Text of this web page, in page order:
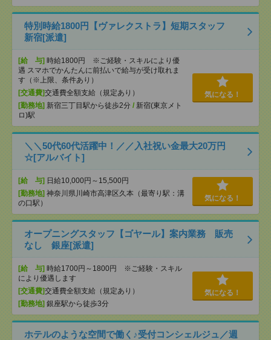
特別時給1800円【ヴァレクストラ】短期スタッフ
新宿[派遣]
[給 与] 時給1800円 ※ご経験・スキルにより優
遇 スマホでかんたんに前払いで給与が受け取れま
す（※上限、条件あり）
[交通費]交通費全額支給（規定あり）
[勤務地] 新宿三丁目駅から徒歩2分 / 新宿(東京メト
ロ)駅
気になる！
＼＼50代60代活躍中！／／入社祝い金最大20万円
☆[アルバイト]
[給 与] 日給10,000円～15,500円
[勤務地] 神奈川県川崎市高津区久本（最寄り駅：溝
の口駅）
気になる！
オープニングスタッフ【ゴヤール】案内業務 販売
なし 銀座[派遣]
[給 与] 時給1700円～1800円 ※ご経験・スキル
により優遇します
[交通費]交通費全額支給（規定あり）
[勤務地] 銀座駅から徒歩3分
気になる！
ホテルのような空間で働く♪受付コンシェルジュ／週